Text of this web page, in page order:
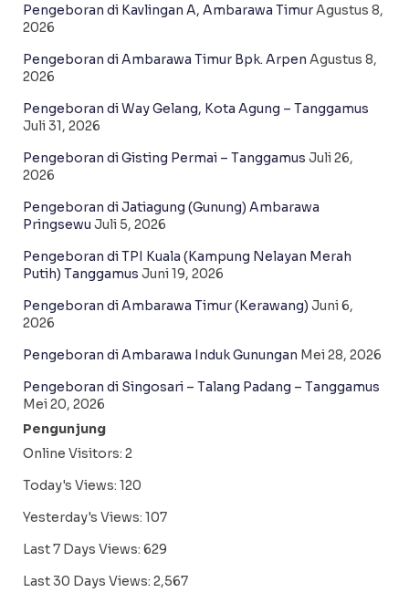
Pengeboran di Kavlingan A, Ambarawa TimurAgustus 8,
2026
Pengeboran di Ambarawa Timur Bpk. Arpen Agustus 8,
2026
Pengeboran di Way Gelang, Kota Agung – Tanggamus
Juli 31, 2026
Pengeboran di Gisting Permai – Tanggamus Juli 26,
2026
Pengeboran di Jatiagung (Gunung) Ambarawa
Pringsewu Juli 5, 2026
Pengeboran di TPI Kuala (Kampung Nelayan Merah
Putih) Tanggamus Juni 19, 2026
Pengeboran di Ambarawa Timur (Kerawang) Juni 6,
2026
Pengeboran di Ambarawa Induk Gunungan Mei 28, 2026
Pengeboran di Singosari – Talang Padang – Tanggamus
Mei 20, 2026
Pengunjung
Online Visitors: 2
Today's Views: 120
Yesterday's Views: 107
Last 7 Days Views: 629
Last 30 Days Views: 2,567